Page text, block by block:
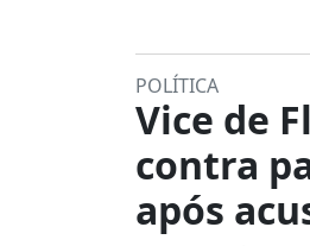
POLÍTICA
Vice de
contra
após